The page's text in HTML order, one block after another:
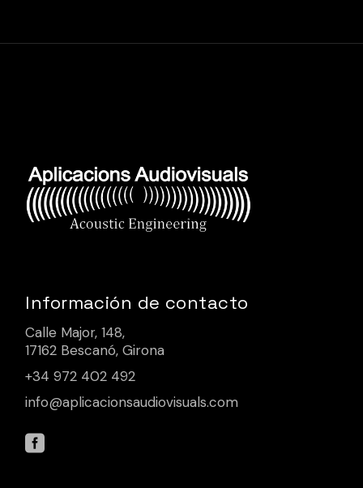
Información de contacto
Calle Major, 148,
17162 Bescanó, Girona
+34 972 402 492
info@aplicacionsaudiovisuals.com